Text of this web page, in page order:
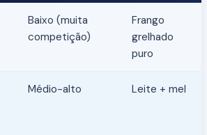
Baixo (muita
competição)
Frango
grelhado
puro
Médio-alto Leite + mel